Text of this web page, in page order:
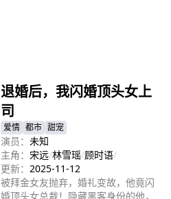
退婚后，我闪婚顶头女上
司
爱情 都市 甜宠
演员： 未知
主角： 宋远/林雪瑶/顾时语/
更新： 2025-11-12
被拜金女友抛弃，婚礼变故，他竟闪
婚顶头女总裁！隐藏黑客身份的他，